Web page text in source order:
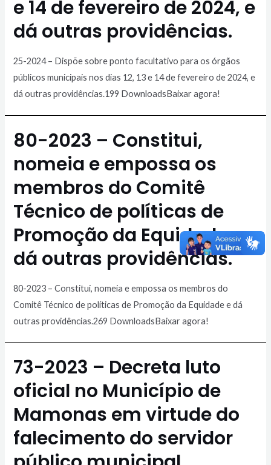
e 14 de fevereiro de 2024, e
dá outras providências.
25-2024 – Dispõe sobre ponto facultativo para os órgãos
públicos municipais nos dias 12, 13 e 14 de fevereiro de 2024, e
dá outras providências.199 DownloadsBaixar agora!
80-2023 – Constitui,
nomeia e empossa os
membros do Comitê
Técnico de políticas de
Promoção da Equidade e
dá outras providências.
80-2023 – Constitui, nomeia e empossa os membros do
Comitê Técnico de políticas de Promoção da Equidade e dá
outras providências.269 DownloadsBaixar agora!
73-2023 – Decreta luto
oficial no Município de
Mamonas em virtude do
falecimento do servidor